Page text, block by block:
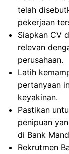
telah
pekerjaan
Siapkan CV
relevan
perusahaan.
Latih
pertanyaan
keyakinan.
Pastikan
penipuan
di Bank
Rekrutmen